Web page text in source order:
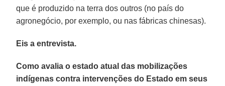
que é produzido na terra dos outros (no país do
agronegócio, por exemplo, ou nas fábricas chinesas).
Eis a entrevista.
Como avalia o estado atual das mobilizações
indígenas contra intervenções do Estado em seus